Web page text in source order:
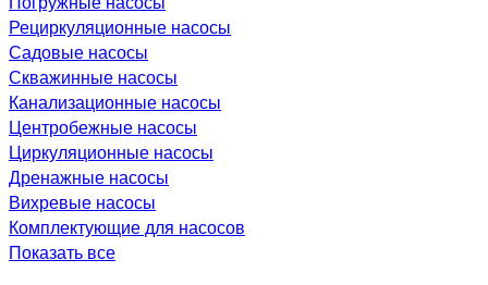
Рециркуляционные насосы
Садовые насосы
Скважинные насосы
Канализационные насосы
Центробежные насосы
Циркуляционные насосы
Дренажные насосы
Вихревые насосы
Комплектующие для насосов
Показать все